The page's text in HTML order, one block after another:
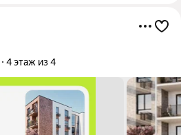
4 этаж из 4